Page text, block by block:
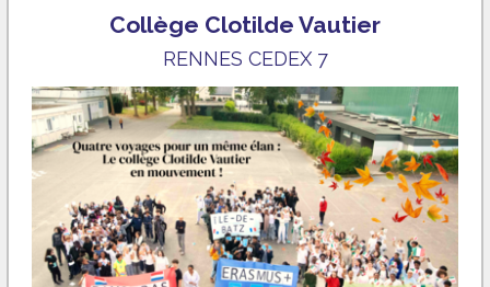
Collège Clotilde Vautier
RENNES CEDEX 7